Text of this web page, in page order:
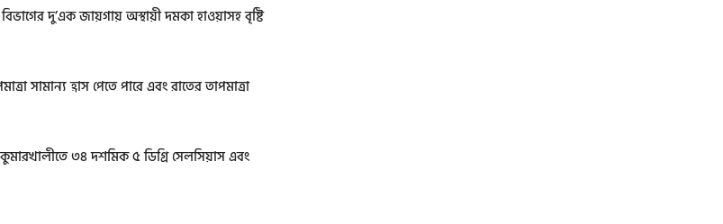
দু’এক জায়গায় অস্থায়ী দমকা হাওয়াসহ বৃষ্টি
সামান্য হ্রাস পেতে পারে এবং রাতের তাপমাত্রা
কুমারখালীতে ৩৪ দশমিক ৫ ডিগ্রি সেলসিয়াস এবং